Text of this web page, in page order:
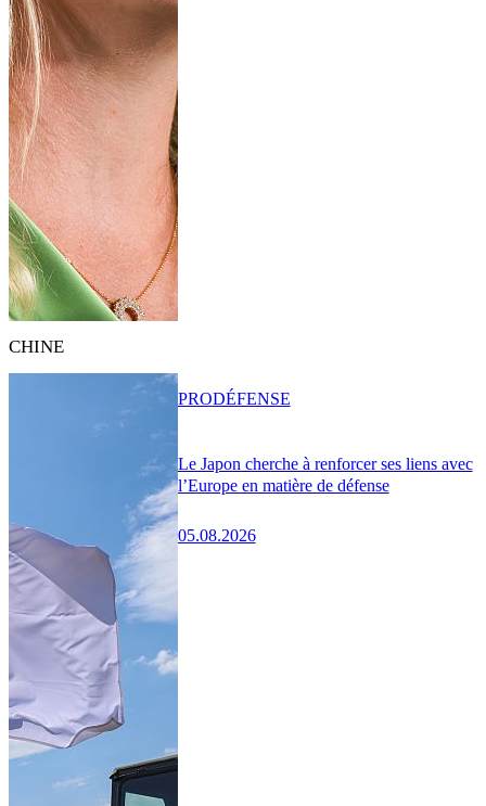
CHINE
Le Japon cherche à renforcer ses liens avec
l’Europe en matière de défense
05.08.2026
PRODÉFENSE